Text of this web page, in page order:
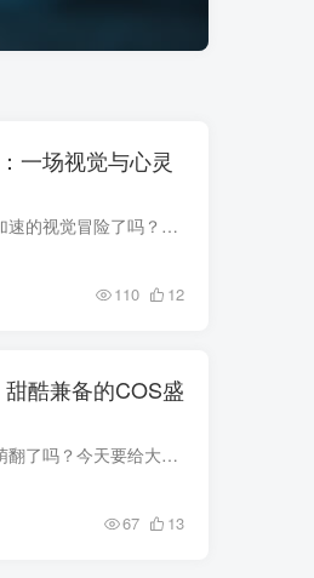
一场视觉与心灵
哇哦！准备好迎接一场心跳加速的视觉冒险了吗？桃良阿宅大佬的新cos图集——“秘密交易”来啦！每一张照片都像是一把钥匙，轻轻一转，就能打开通往神秘世界的大门，邀请我们一起探索那些藏在角...
110 12
酷兼备的COS盛
嘿嘿！小伙伴们，准备好被萌翻了吗？今天要给大家带来的是超级无敌可爱的库巴姬COS图集！这次的主角是我们的宝藏女孩——桃良阿宅！她可是把库巴姬的魅力和俏皮演绎得淋漓尽致，简直让人忍不住...
67 13